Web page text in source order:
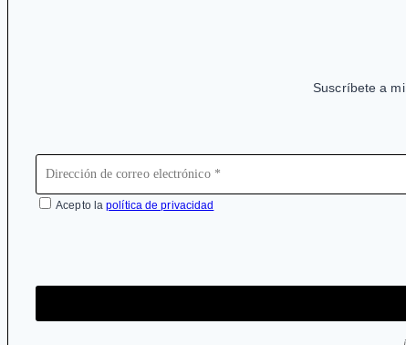
Suscríbete a
Acepto lapolítica de privacidad